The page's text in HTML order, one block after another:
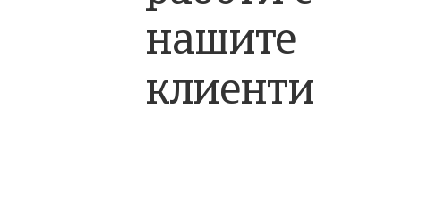
нашите
клиенти